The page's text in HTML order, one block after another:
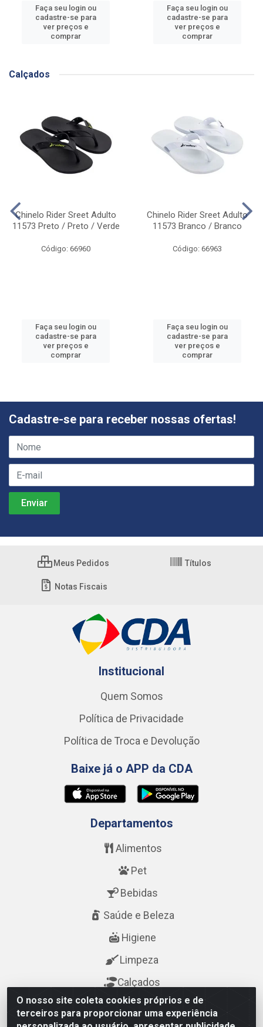
Faça seu login ou
cadastre-se para
ver preços e
comprar
Faça seu login ou
cadastre-se para
ver preços e
comprar
Calçados
Chinelo Rider Sreet Adulto
11573 Preto / Preto / Verde
Código: 66960
Faça seu login ou
cadastre-se para
ver preços e
comprar
Chinelo Rider Sreet Adulto
11573 Branco / Branco
Código: 66963
Faça seu login ou
cadastre-se para
ver preços e
comprar
O nosso site coleta cookies próprios e de
terceiros para proporcionar uma experiência
Cadastre-se para receber nossas ofertas!
Meus Pedidos Títulos
Notas Fiscais
Institucional
Quem Somos
Política de Privacidade
Política de Troca e Devolução
Baixe já o APP da CDA
Departamentos
Alimentos
Pet
Bebidas
Saúde e Beleza
Higiene
Limpeza
Calçados
Fale Conosco